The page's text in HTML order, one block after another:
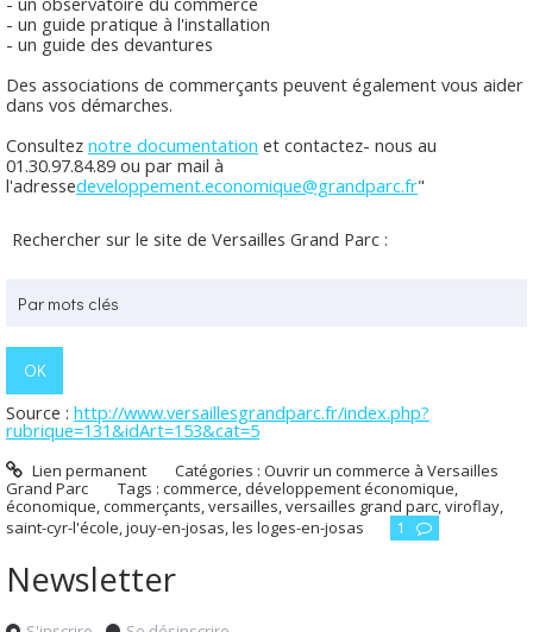
- un guide pratique à l'installation
- un guide des devantures
Des associations de commerçants peuvent également vous aider
dans vos démarches.
Consultez notre documentation et contactez- nous au
01.30.97.84.89 ou par mail à
l'adressedeveloppement.economique@grandparc.fr"
Rechercher sur le site de Versailles Grand Parc :
Source : http://www.versaillesgrandparc.fr/index.php?
rubrique=131&idArt=153&cat=5
Lien permanent Catégories :Ouvrir un commerce à Versailles
Grand Parc
Tags : commerce, développement économique,
économique,commerçants,versailles,versailles grand parc,viroflay,
saint-cyr-l'école,jouy-en-josas,les loges-en-josas 1
Newsletter